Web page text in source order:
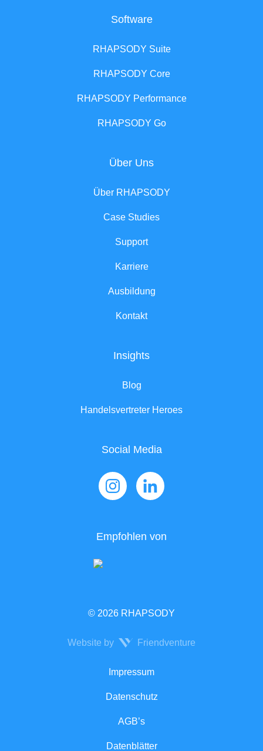
Software
RHAPSODY Suite
RHAPSODY Core
RHAPSODY Performance
RHAPSODY Go
Über Uns
Über RHAPSODY
Case Studies
Support
Karriere
Ausbildung
Kontakt
Insights
Blog
Handelsvertreter Heroes
Social Media
Empfohlen von
© 2026 RHAPSODY
Website by Friendventure
Impressum
Datenschutz
AGB’s
Datenblätter